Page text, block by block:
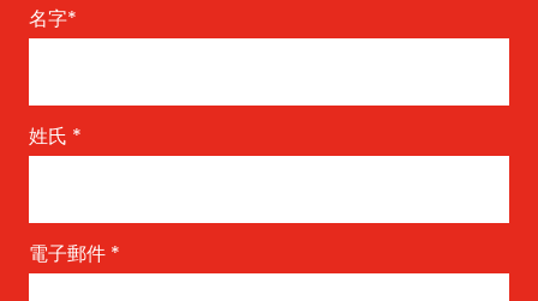
名字*
姓氏 *
電子郵件 *